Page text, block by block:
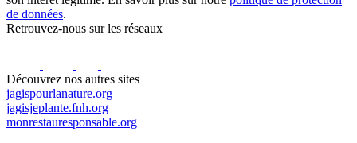
de données.
Retrouvez-nous sur les réseaux
Découvrez nos autres sites
jagispourlanature.org
jagisjeplante.fnh.org
monrestauresponsable.org